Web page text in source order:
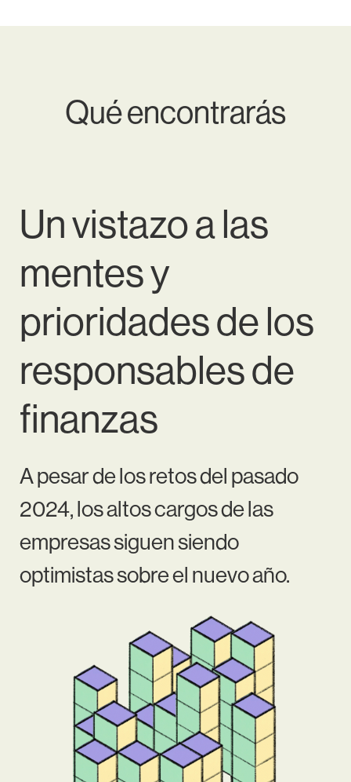
Qué encontrarás
Un vistazo a las
mentes y
prioridades de los
responsables de
finanzas
A pesar de los retos del pasado
2024, los altos cargos de las
empresas siguen siendo
optimistas sobre el nuevo año.